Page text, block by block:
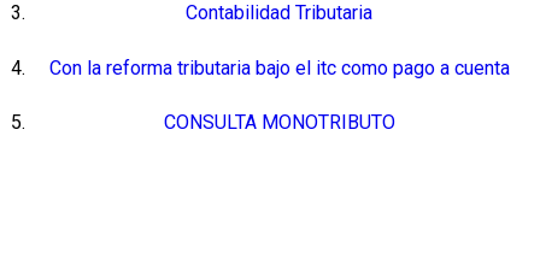
Contabilidad Tributaria
Con la reforma tributaria bajo el itc como pago a cuenta
CONSULTA MONOTRIBUTO